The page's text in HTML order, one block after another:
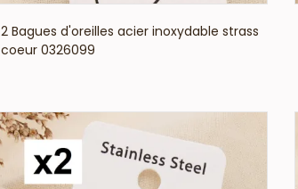
VOIR LE PRIX
2 Bagues d'oreilles acier inoxydable strass
coeur 0326099